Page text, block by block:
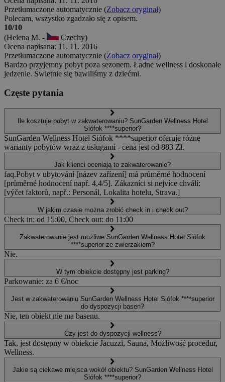
Przetłumaczone automatycznie (Zobacz oryginał)
Polecam, wszystko zgadzało się z opisem.
10/10
(Helena M. -
Czechy)
Ocena napisana: 11. 11. 2016
Przetłumaczone automatycznie (Zobacz oryginał)
Bardzo przyjemny pobyt poza sezonem. Ładne wellness i doskonałe
jedzenie. Świetnie się bawiliśmy z dziećmi.
Częste pytania
Ile kosztuje pobyt w zakwaterowaniu? SunGarden Wellness Hotel
Siófok ****superior?
SunGarden Wellness Hotel Siófok ****superior oferuje różne
warianty pobytów wraz z usługami - cena jest od 883 Zł.
Jak klienci oceniają to zakwaterowanie?
faq.Pobyt v ubytování [název zařízení] má průměrné hodnocení
[průměrné hodnocení např. 4,4/5]. Zákazníci si nejvíce chválí:
[výčet faktorů, např.: Personál, Lokalita hotelu, Strava.]
W jakim czasie można zrobić check in i check out?
Check in: od 15:00, Check out: do 11:00
Zakwaterowanie jest możliwe SunGarden Wellness Hotel Siófok
****superior ze zwierzakiem?
Nie.
W tym obiekcie dostępny jest parking?
Parkowanie: za 6 €/noc
Jest w zakwaterowaniu SunGarden Wellness Hotel Siófok ****superior
do dyspozycji basen?
Nie, ten obiekt nie ma basenu.
Czy jest do dyspozycji wellness?
Tak, jest dostępny w obiekcie Jacuzzi, Sauna, Możliwość procedur,
Wellness.
Jakie są ciekawe miejsca wokół obiektu? SunGarden Wellness Hotel
Siófok ****superior?